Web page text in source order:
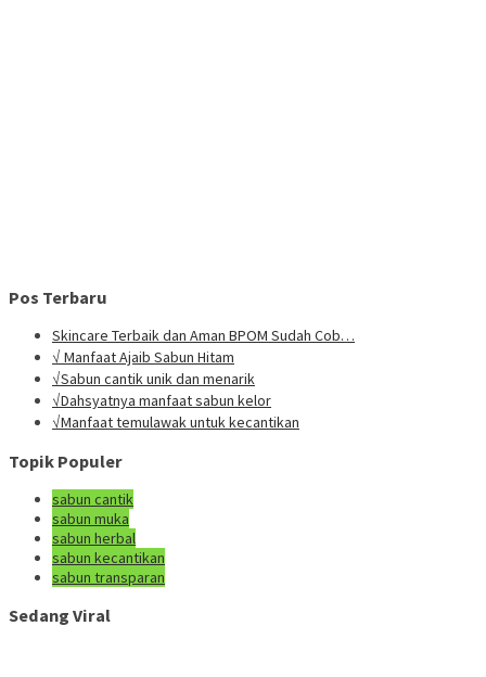
Pos Terbaru
Skincare Terbaik dan Aman BPOM Sudah Cob…
√ Manfaat Ajaib Sabun Hitam
√Sabun cantik unik dan menarik
√Dahsyatnya manfaat sabun kelor
√Manfaat temulawak untuk kecantikan
Topik Populer
sabun cantik
sabun muka
sabun herbal
sabun kecantikan
sabun transparan
Sedang Viral